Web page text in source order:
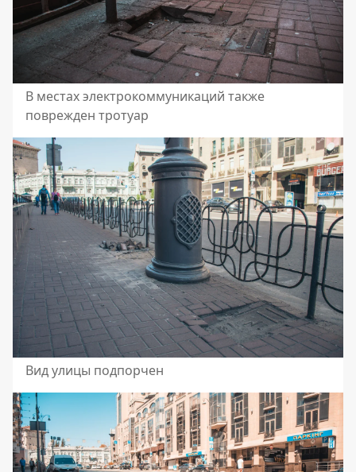
В местах электрокоммуникаций также
поврежден тротуар
Вид улицы подпорчен